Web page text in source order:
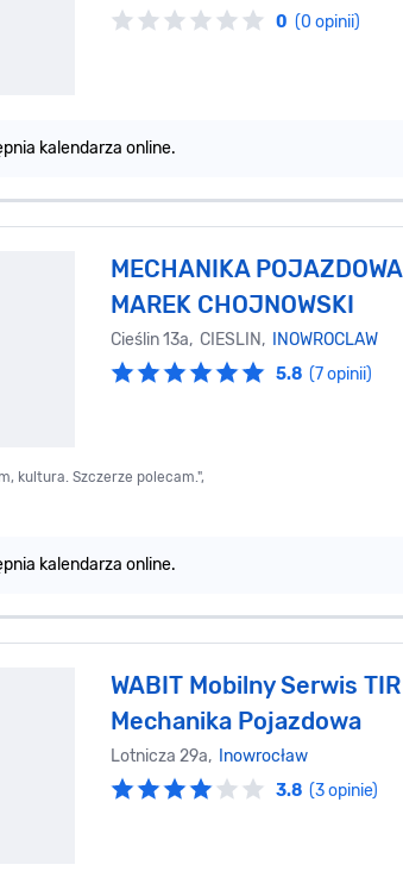
0 (0 opinii)
kalendarza online.
MECHANIKA POJAZDOWA
MAREK CHOJNOWSKI
Cieślin 13a, CIESLIN,
INOWROCLAW
5.8 (7 opinii)
kultura. Szczerze polecam.",
kalendarza online.
WABIT Mobilny Serwis TIR
Mechanika Pojazdowa
Lotnicza 29a,
Inowrocław
3.8 (3 opinie)